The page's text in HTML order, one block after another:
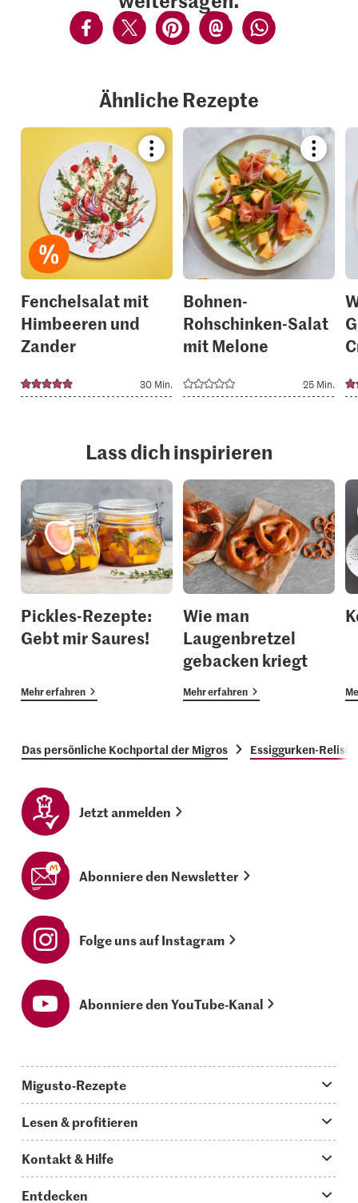
Ähnliche Rezepte
Bookmark
recipe
or
add
it
to
your
collections.
Fenchelsalat mit
Himbeeren und
Zander
30 Min.
recipe
or
add
it
to
your
Bohnen-
Rohschinken-Salat
mit Melone
25 Min.
Lass dich inspirieren
Pickles-Rezepte:
Gebt mir Saures!
Mehr erfahren
Wie man
Laugenbretzel
gebacken kriegt
Mehr erfahren
Das persönliche Kochportal der Migros Essiggurken-Relish
Jetzt anmelden
Abonniere den Newsletter
Folge uns auf Instagram
Abonniere den YouTube-Kanal
Migusto-Rezepte
Was koche ich heute?
Hauptgerichte
Lesen & profitieren
Storys
Kontakt & Hilfe
Entdecken